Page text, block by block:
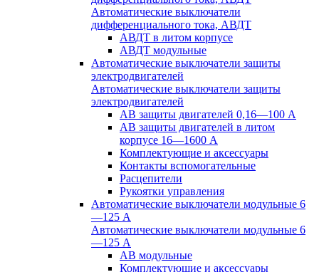
Автоматические выключатели
дифференциального тока, АВДТ
АВДТ в литом корпусе
АВДТ модульные
Автоматические выключатели защиты
электродвигателей
Автоматические выключатели защиты
электродвигателей
АВ защиты двигателей 0,16—100 А
АВ защиты двигателей в литом
корпусе 16—1600 А
Комплектующие и аксессуары
Контакты вспомогательные
Расцепители
Рукоятки управления
Автоматические выключатели модульные 6
—125 А
Автоматические выключатели модульные 6
—125 А
АВ модульные
Комплектующие и аксессуары